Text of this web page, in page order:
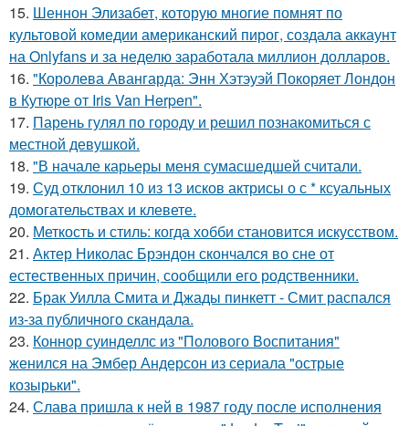
15. Шеннон Элизабет, которую многие помнят по
культовой комедии американский пирог, создала аккаунт
на Onlyfans и за неделю заработала миллион долларов.
16. "Королева Авангарда: Энн Хэтэуэй Покоряет Лондон
в Кутюре от Iris Van Herpen".
17. Парень гулял по городу и решил познакомиться с
местной девушкой.
18. "В начале карьеры меня сумасшедшей считали.
19. Суд отклонил 10 из 13 исков актрисы о с * ксуальных
домогательствах и клевете.
20. Меткость и стиль: когда хобби становится искусством.
21. Актер Николас Брэндон скончался во сне от
естественных причин, сообщили его родственники.
22. Брак Уилла Смита и Джады пинкетт - Смит распался
из-за публичного скандала.
23. Коннор суинделлс из "Полового Воспитания"
женился на Эмбер Андерсон из сериала "острые
козырьки".
24. Слава пришла к ней в 1987 году после исполнения